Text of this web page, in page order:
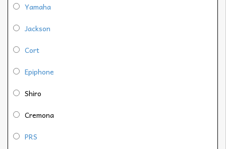
Yamaha
Jackson
Cort
Epiphone
Shiro
Cremona
PRS